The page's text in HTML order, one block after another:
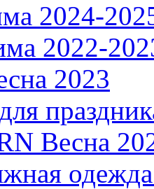
2024-
2022-
2023
Весна